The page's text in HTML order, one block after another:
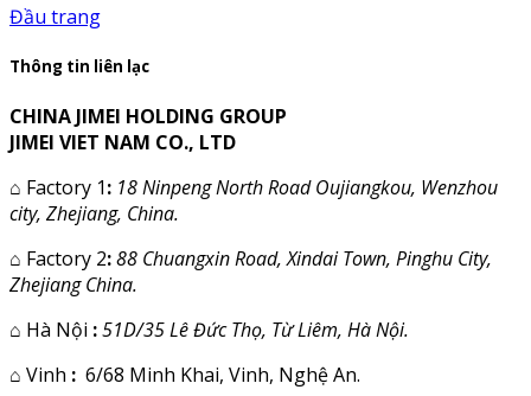
Đầu trang
Thông tin liên lạc
CHINA JIMEI HOLDING GROUP
JIMEI VIET NAM CO., LTD
⌂ Factory 1: 18 Ninpeng North Road Oujiangkou, Wenzhou
city, Zhejiang, China.
⌂ Factory 2:88 Chuangxin Road, Xindai Town, Pinghu City,
Zhejiang China.
⌂ Hà Nội :51D/35 Lê Đức Thọ, Từ Liêm, Hà Nội.
⌂ Vinh : 6/68 Minh Khai, Vinh, Nghệ An.